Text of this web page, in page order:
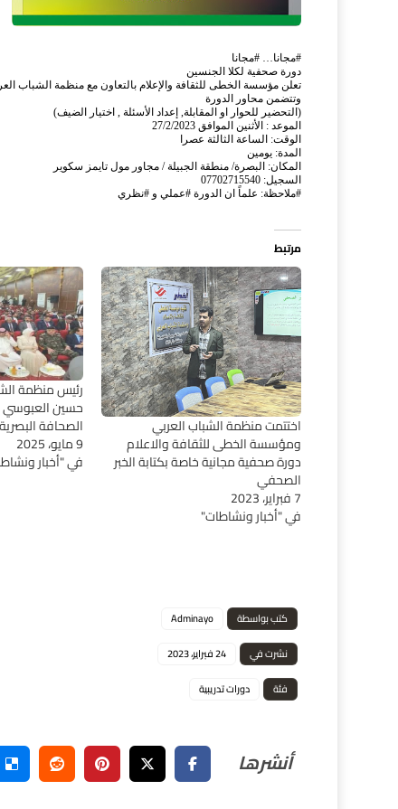
#مجانا… #مجانا
دورة صحفية لكلا الجنسين
تعلن مؤسسة الخطى للثقافة والإعلام بالتعاون مع منظمة الشباب
وتتضمن محاور الدورة
(التحضير للحوار او المقابلة, إعداد الأسئلة , اختيار الضيف)
الموعد : الأثنين الموافق 27/2/2023
الوقت: الساعة الثالثة عصرا
المدة: يومين
المكان: البصرة/ منطقة الجبيلة / مجاور مول تايمز سكوير
السجيل: 07702715540
#ملاحظة: علماً ان الدورة #عملي و #نظري
مرتبط
اختتمت منظمة الشباب العربي
ومؤسسة الخطى للثقافة والاعلام
دورة صحفية مجانية خاصة بكتابة الخبر
الصحفي
7 فبراير، 2023
في "أخبار ونشاطات"
رئيس منظمة
حسين العبوسي
الصحافة البصرية
9 مايو، 2025
في "أخبار
كتب بواسطة
Adminayo
نشرت في
24 فبراير، 2023
فئة
دورات تدريبية